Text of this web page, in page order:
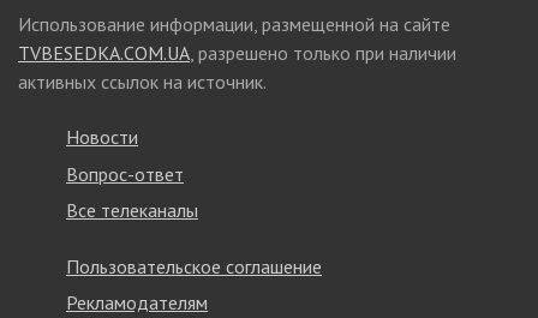
Использование информации, размещенной на сайте
TVBESEDKA.COM.UA, разрешено только при наличии
активных ссылок на источник.
Новости
Вопрос-ответ
Все телеканалы
Пользовательское соглашение
Рекламодателям